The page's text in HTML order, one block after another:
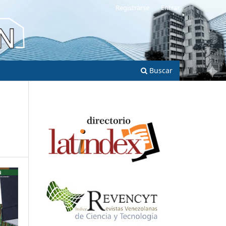
Buscar
Registrarse Entrar